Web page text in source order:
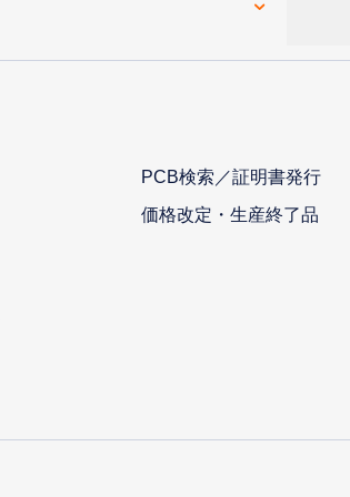
PCB検索／証明書発行
価格改定・生産終了品